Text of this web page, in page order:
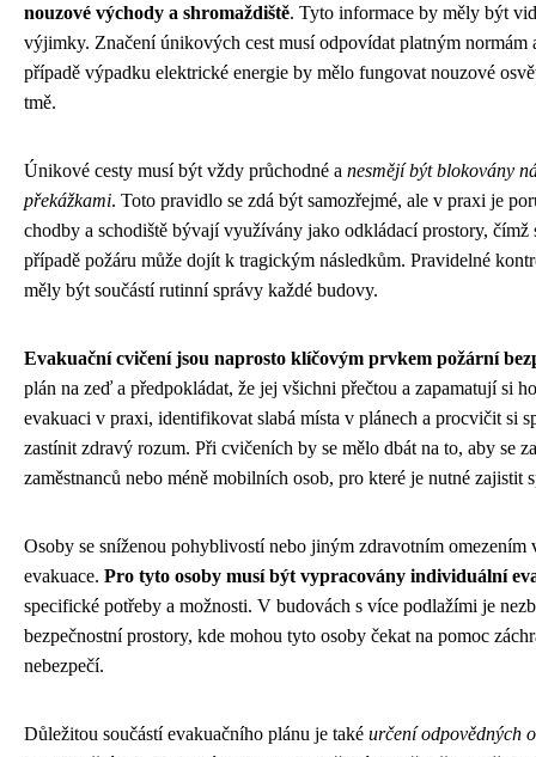
nouzové východy a shromaždiště. Tyto informace by měly být
výjimky. Značení únikových cest musí odpovídat platným normám
případě výpadku elektrické energie by mělo fungovat nouzové
tmě.
Únikové cesty musí být vždy průchodné a nesmějí být blokovány
překážkami. Toto pravidlo se zdá být samozřejmé, ale v praxi je
chodby a schodiště bývají využívány jako odkládací prostory,
případě požáru může dojít k tragickým následkům. Pravidelné
měly být součástí rutinní správy každé budovy.
Evakuační cvičení jsou naprosto klíčovým prvkem požární
plán na zeď a předpokládat, že jej všichni přečtou a zapamatují si
evakuaci v praxi, identifikovat slabá místa v plánech a procvičit si
zastínit zdravý rozum. Při cvičeních by se mělo dbát na to, aby se
zaměstnanců nebo méně mobilních osob, pro které je nutné zajistit
Osoby se sníženou pohyblivostí nebo jiným zdravotním
evakuace. Pro tyto osoby musí být vypracovány individuální
specifické potřeby a možnosti. V budovách s více podlažími je
bezpečnostní prostory, kde mohou tyto osoby čekat na pomoc
nebezpečí.
Důležitou součástí evakuačního plánu je také určení odpovědných